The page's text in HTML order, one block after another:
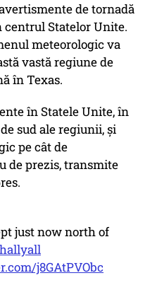
de tornadă
Statelor Unite.
meteorologic va
vastă regiune de
în Texas.
în Statele Unite, în
sud ale regiunii, și
pe cât de
de prezis, transmite
just now north of
j8GAtPVObc